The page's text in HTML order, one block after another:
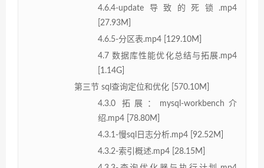
4.6.4-update导致的死锁.mp4
[27.93M]
4.6.5-分区表.mp4 [129.10M]
4.7 数据库性能优化总结与拓展.mp4
[1.14G]
第三节 sql查询定位和优化 [570.10M]
4.3.0 拓展：mysql-workbench介
绍.mp4 [78.80M]
4.3.1-慢sql日志分析.mp4 [92.52M]
4.3.2-索引概述.mp4 [28.15M]